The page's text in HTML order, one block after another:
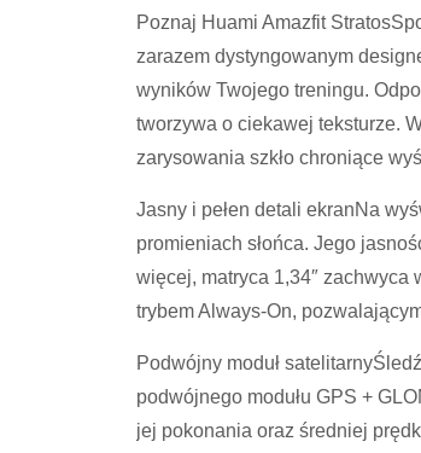
Poznaj Huami Amazfit
zarazem dystyngowanym
wyników Twojego treningu.
tworzywa o ciekawej teksturze.
zarysowania szkło chroniące
Jasny i pełen detali ekranNa
promieniach słońca. Jego
więcej, matryca 1,34″ zachwyca
trybem Always-On,
Podwójny moduł
podwójnego modułu GPS +
jej pokonania oraz średniej